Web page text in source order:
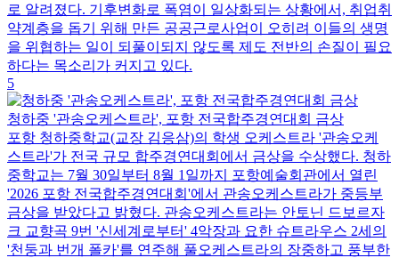
로 알려졌다. 기후변화로 폭염이 일상화되는 상황에서, 취업취
약계층을 돕기 위해 만든 공공근로사업이 오히려 이들의 생명
을 위협하는 일이 되풀이되지 않도록 제도 전반의 손질이 필요
하다는 목소리가 커지고 있다.
5
청하중 '관송오케스트라', 포항 전국합주경연대회 금상
포항 청하중학교(교장 김응삼)의 학생 오케스트라 '관송오케
스트라'가 전국 규모 합주경연대회에서 금상을 수상했다. 청하
중학교는 7월 30일부터 8월 1일까지 포항예술회관에서 열린
'2026 포항 전국합주경연대회'에서 관송오케스트라가 중등부
금상을 받았다고 밝혔다. 관송오케스트라는 안토닌 드보르자
크 교향곡 9번 '신세계로부터' 4악장과 요한 슈트라우스 2세의
'천둥과 번개 폴카'를 연주해 풀오케스트라의 장중하고 풍부한